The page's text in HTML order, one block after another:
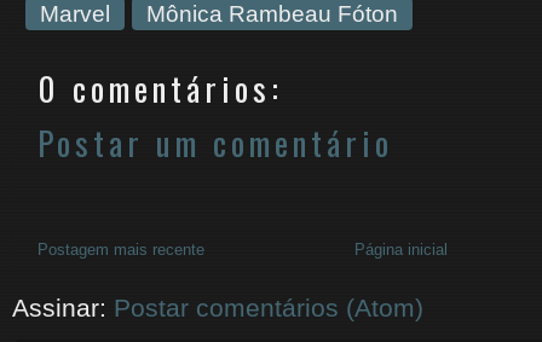
Marvel Mônica Rambeau Fóton
0 comentários:
Postar um comentário
Postagem mais recente Página inicial
Assinar: Postar comentários (Atom)